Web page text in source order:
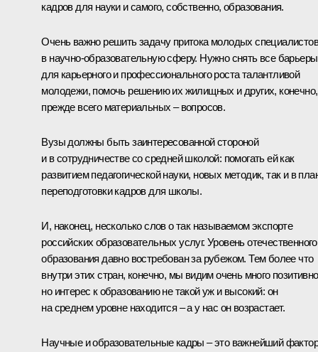
кадров для науки и самого, собственно, образования.
Очень важно решить задачу притока молодых специалистов
в научно-образовательную сферу. Нужно снять все барьеры
для карьерного и профессионального роста талантливой
молодежи, помочь решению их жилищных и других,
прежде всего материальных – вопросов.
Вузы должны быть заинтересованной стороной
и в сотрудничестве со средней школой: помогать ей как
развитием педагогической науки, новых методик, так и в
переподготовки кадров для школы.
И, наконец, несколько слов о так называемом экспорте
российских образовательных услуг. Уровень отечественного
образования давно востребован за рубежом. Тем более что
внутри этих стран, конечно, мы видим очень много
но интерес к образованию не такой уж и высокий: он
на среднем уровне находится – а у нас он возрастает.
Научные и образовательные кадры – это важнейший фактор